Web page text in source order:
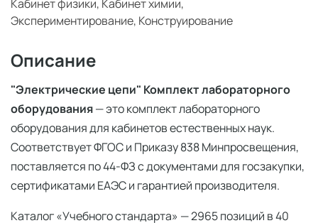
Кабинет физики, Кабинет химии,
Экспериментирование, Конструирование
Описание
"Электрические цепи" Комплект лабораторного
оборудования— это комплект лабораторного
оборудования для кабинетов естественных наук.
Соответствует ФГОС и Приказу 838 Минпросвещения,
поставляется по 44-ФЗ с документами для госзакупки,
сертификатами ЕАЭС и гарантией производителя.
Каталог «Учебного стандарта» — 2965 позиций в 40